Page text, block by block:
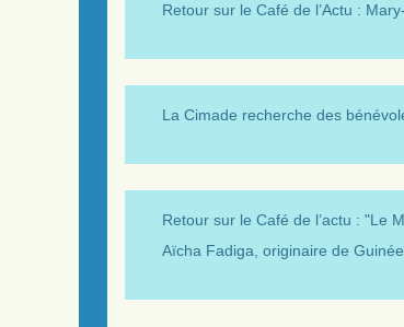
Retour sur le Café de l’Actu :
La Cimade recherche des
Retour sur le Café de l’actu : "Le
Aïcha Fadiga, originaire de